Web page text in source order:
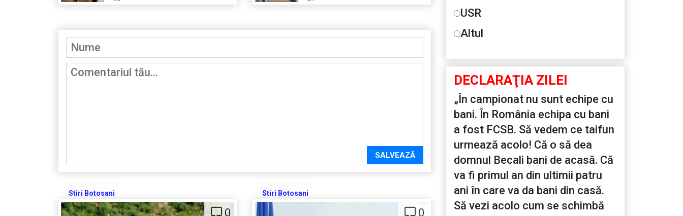
SALVEAZĂ
Stiri Botosani
0
Stiri Botosani
0
USR
Altul
DECLARAŢIA ZILEI
„În campionat nu sunt echipe cu
bani. În România echipa cu bani
a fost FCSB. Să vedem ce taifun
urmează acolo! Că o să dea
domnul Becali bani de acasă. Că
va fi primul an din ultimii patru
ani în care va da bani din casă.
Să vezi acolo cum se schimbă